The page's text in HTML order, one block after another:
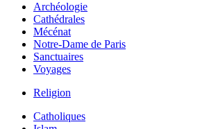
Archéologie
Cathédrales
Mécénat
Notre-Dame de Paris
Sanctuaires
Voyages
Religion
Catholiques